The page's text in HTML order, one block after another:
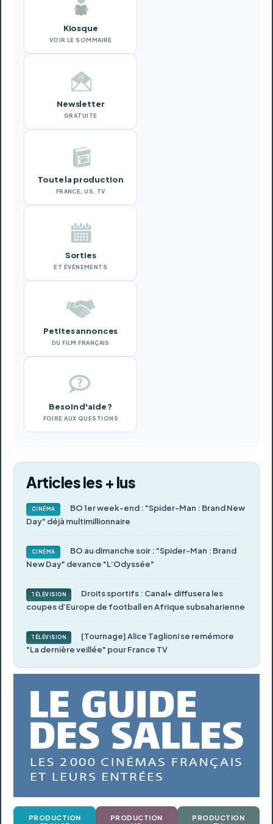
Kiosque
VOIR LE SOMMAIRE
Newsletter
GRATUITE
Toute la production
FRANCE, US, TV
Sorties
ET ÉVÉNEMENTS
Petites annonces
DU FILM FRANÇAIS
Besoin d'aide ?
FOIRE AUX QUESTIONS
Articles les + lus
CINÉMA
BO 1er week-end : "Spider-Man : Brand New
Day" déjà multimillionnaire
CINÉMA
BO au dimanche soir : "Spider-Man : Brand
New Day" devance "L’Odyssée"
TÉLÉVISION
Droits sportifs : Canal+ diffusera les
coupes d’Europe de football en Afrique subsaharienne
TÉLÉVISION
[Tournage] Alice Taglioni se remémore
"La dernière veillée" pour France TV
PRODUCTION
PRODUCTION
PRODUCTION